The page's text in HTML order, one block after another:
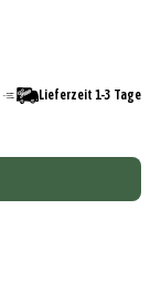
Lieferzeit 1-3 Tage